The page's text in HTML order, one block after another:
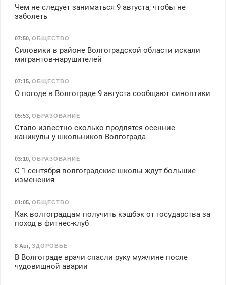
Чем не следует заниматься 9 августа, чтобы не
заболеть
07:50, ОБЩЕСТВО
Силовики в районе Волгоградской области искали
мигрантов-нарушителей
07:15, ОБЩЕСТВО
О погоде в Волгограде 9 августа сообщают синоптики
05:53, ОБРАЗОВАНИЕ
Стало известно сколько продлятся осенние
каникулы у школьников Волгограда
03:10, ОБРАЗОВАНИЕ
С 1 сентября волгоградские школы ждут большие
изменения
01:05, ОБЩЕСТВО
Как волгоградцам получить кэшбэк от государства за
поход в фитнес-клуб
8 Авг, ЗДОРОВЬЕ
В Волгограде врачи спасли руку мужчине после
чудовищной аварии